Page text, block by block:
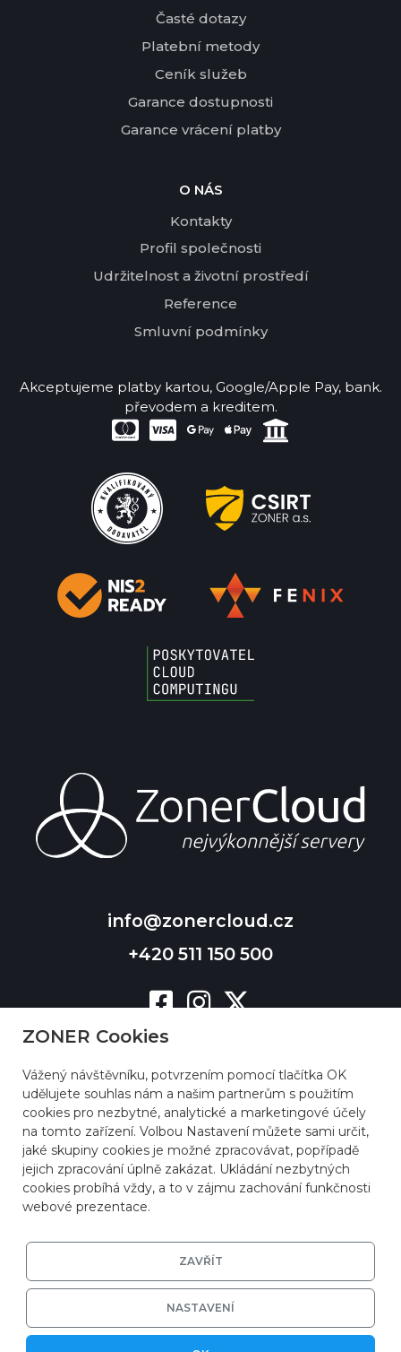
info@zonercloud.cz
+420 511 150 500
Časté dotazy
Platební metody
Ceník služeb
Garance dostupnosti
Garance vrácení platby
O NÁS
Kontakty
Profil společnosti
Udržitelnost a životní prostředí
Reference
Smluvní podmínky
Akceptujeme platby kartou, Google/Apple Pay, bank.
převodem a kreditem.
ZONER Cookies
Vážený návštěvníku, potvrzením pomocí tlačítka OK
udělujete souhlas nám a našim partnerům s použitím
cookies pro nezbytné, analytické a marketingové účely
na tomto zařízení. Volbou Nastavení můžete sami určit,
jaké skupiny cookies je možné zpracovávat, popřípadě
jejich zpracování úplně zakázat. Ukládání nezbytných
cookies probíhá vždy, a to v zájmu zachování funkčnosti
webové prezentace.
ZAVŘÍT
NASTAVENÍ